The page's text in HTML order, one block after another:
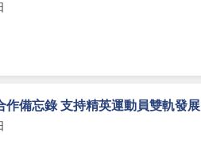
作備忘錄 支持精英運動員雙軌發展